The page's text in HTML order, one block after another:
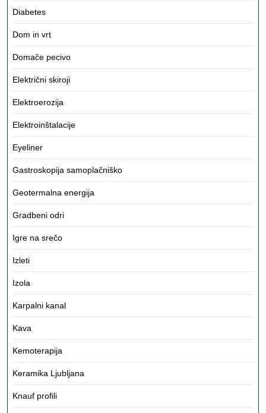
Diabetes
Dom in vrt
Domače pecivo
Električni skiroji
Elektroerozija
Elektroinštalacije
Eyeliner
Gastroskopija samoplačniško
Geotermalna energija
Gradbeni odri
Igre na srečo
Izleti
Izola
Karpalni kanal
Kava
Kemoterapija
Keramika Ljubljana
Knauf profili